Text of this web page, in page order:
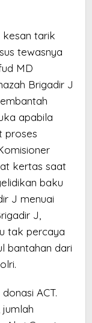
kesan tarik
tewasnya
MD
Brigadir J
apabila
proses
kertas saat
baku
J menuai
J,
tak percaya
bantahan dari
ACT.